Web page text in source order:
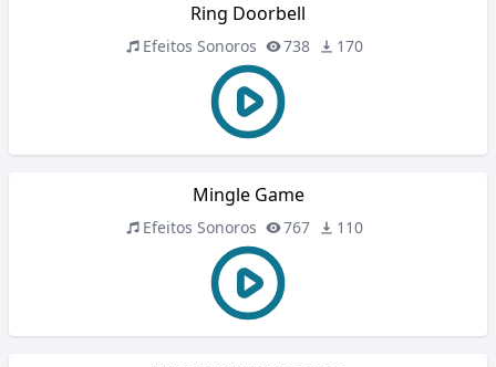
Ring Doorbell
Efeitos Sonoros 738 170
Mingle Game
Efeitos Sonoros 767 110